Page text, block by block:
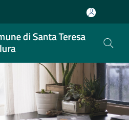
di Santa Teresa